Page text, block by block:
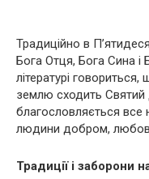
Традиційно в
Бога Отця, Бога Сина і
літературі
землю сходить Святий
благословляється
людини добром,
Традиції і заборони